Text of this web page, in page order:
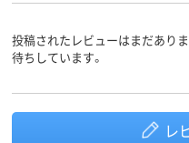
投稿されたレビューはまだあり
待ちしています。
レ